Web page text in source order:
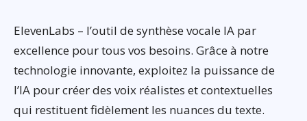
ElevenLabs – l’outil de synthèse vocale IA par
excellence pour tous vos besoins. Grâce à notre
technologie innovante, exploitez la puissance de
l’IA pour créer des voix réalistes et contextuelles
qui restituent fidèlement les nuances du texte.